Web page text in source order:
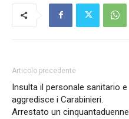
Articolo precedente
Insulta il personale sanitario e
aggredisce i Carabinieri.
Arrestato un cinquantaduenne